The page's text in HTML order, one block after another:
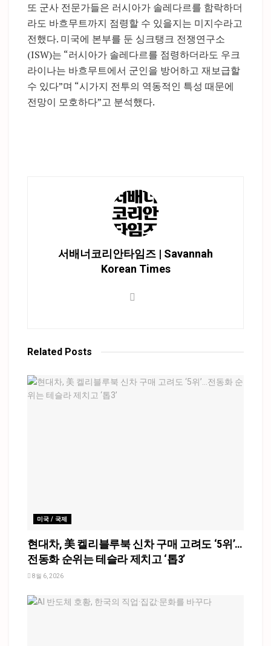
또 군사 전문가들은 러시아가 솔레다르를 함락하더
라도 바흐무트까지 점령할 수 있을지는 미지수라고
전했다. 미국에 본부를 둔 싱크탱크 전쟁연구소
(ISW)는 “러시아가 솔레다르를 점령하더라도 우크
라이나는 바흐무트에서 군인을 방어하고 재보급할
수 있다”며 “시가지 전투의 역동적인 특성 때문에
전망이 모호하다”고 분석했다.
서배너코리안타임즈 | Savannah
Korean Times
Related Posts
미국 / 국제
현대차, 美 켈리블루북 신차 구매 고려도 ‘5위’…
전동화 순위는 테슬라 제치고 ‘톱3’
8월 6, 2026